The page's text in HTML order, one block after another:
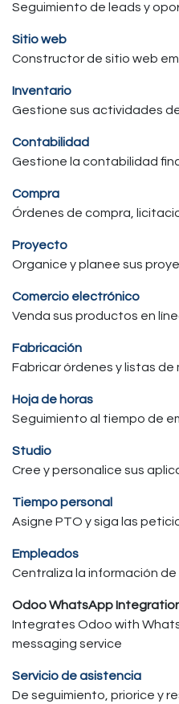
Seguimiento de leads y
Sitio web
Constructor de sitio web
Inventario
Gestione sus actividades
Contabilidad
Gestione la contabilidad
Compra
Órdenes de compra,
Proyecto
Organice y planee sus
Comercio electrónico
Venda sus productos en
Fabricación
Fabricar órdenes y listas de
Hoja de horas
Seguimiento al tiempo de
Studio
Cree y personalice sus
Tiempo personal
Asigne PTO y siga las
Empleados
Centraliza la información
Odoo WhatsApp
Integrates Odoo with
messaging service
Servicio de asistencia
De seguimiento, priorice y